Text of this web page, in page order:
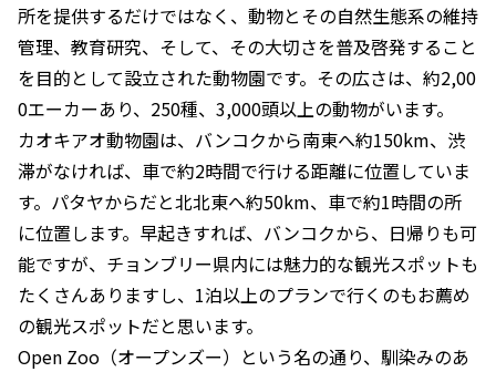
所を提供するだけではなく、動物とその自然生態系の維持
管理、教育研究、そして、その大切さを普及啓発すること
を目的として設立された動物園です。その広さは、約2,00
0エーカーあり、250種、3,000頭以上の動物がいます。
カオキアオ動物園は、バンコクから南東へ約150km、渋
滞がなければ、車で約2時間で行ける距離に位置していま
す。パタヤからだと北北東へ約50km、車で約1時間の所
に位置します。早起きすれば、バンコクから、日帰りも可
能ですが、チョンブリー県内には魅力的な観光スポットも
たくさんありますし、1泊以上のプランで行くのもお薦め
の観光スポットだと思います。
Open Zoo（オープンズー）という名の通り、馴染みのあ